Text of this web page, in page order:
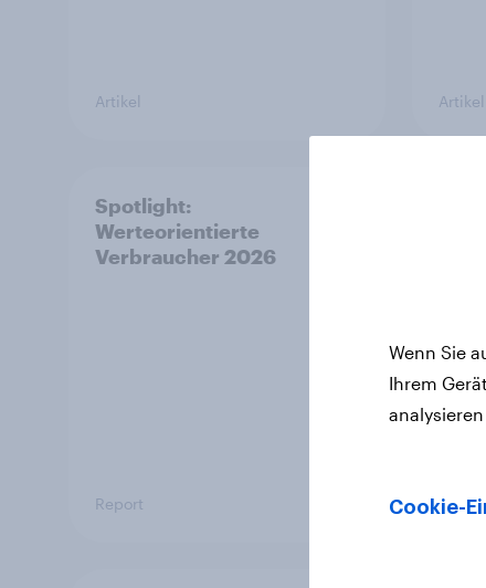
Artikel Artikel
Spotlight:
Werteorientierte
Verbraucher 2026
Report Artikel
Wenn Sie
Ihrem
Cookie-